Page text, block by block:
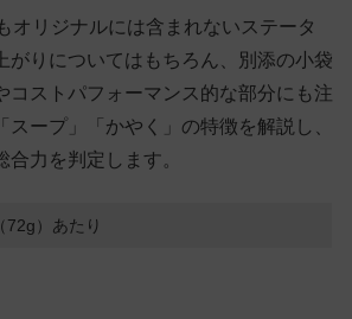
オリジナルには含まれないステータ
がりについてはもちろん、別添の小袋
コストパフォーマンス的な部分にも注
スープ」「かやく」の特徴を解説し、
力を判定します。
72g）あたり